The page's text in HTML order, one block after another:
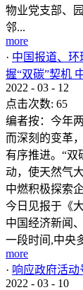
物业党支部、
邻...
more
· 中国报道、
握“双碳”契机
2022 - 03 - 12
点击次数: 65
编者按：今年
而深刻的变革
有序推进。“双
动，使天然气
中燃积极探索
今日见报于《
中国经济新闻
一段时间,中央
more
· 响应政府活
2022 - 03 - 10